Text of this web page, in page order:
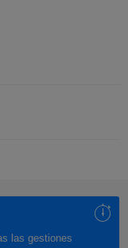
las gestiones